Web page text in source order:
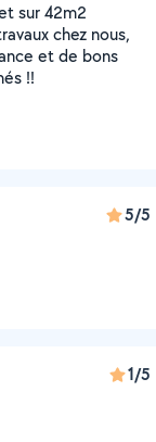
sur 42m2
chez nous,
et de bons
!!
5/5
1/5